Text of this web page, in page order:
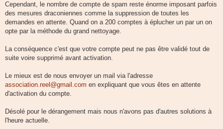
Cependant, le nombre de compte de spam reste énorme imposant parfois
des mesures draconiennes comme la suppression de toutes les
demandes en attente. Quand on a 200 comptes à éplucher un par un on
opte par la méthode du grand nettoyage.
La conséquence c'est que votre compte peut ne pas être validé tout de
suite voire supprimé avant activation.
Le mieux est de nous envoyer un mail via l'adresse
association.reel@gmail.com en expliquant que vous êtes en attente
d'activation du compte.
Désolé pour le dérangement mais nous n'avons pas d'autres solutions à
l'heure actuelle.